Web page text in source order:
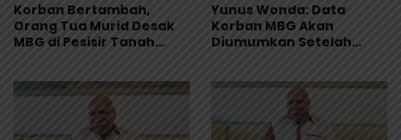
Korban Bertambah,
Orang Tua Murid Desak
MBG di Pesisir Tanah
Yunus Wonda: Data
Korban MBG Akan
Diumumkan Setelah